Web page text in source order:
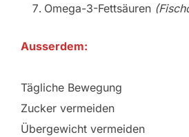
Omega-3-Fettsäuren
Ausserdem:
Tägliche Bewegung
Zucker vermeiden
Übergewicht vermeiden